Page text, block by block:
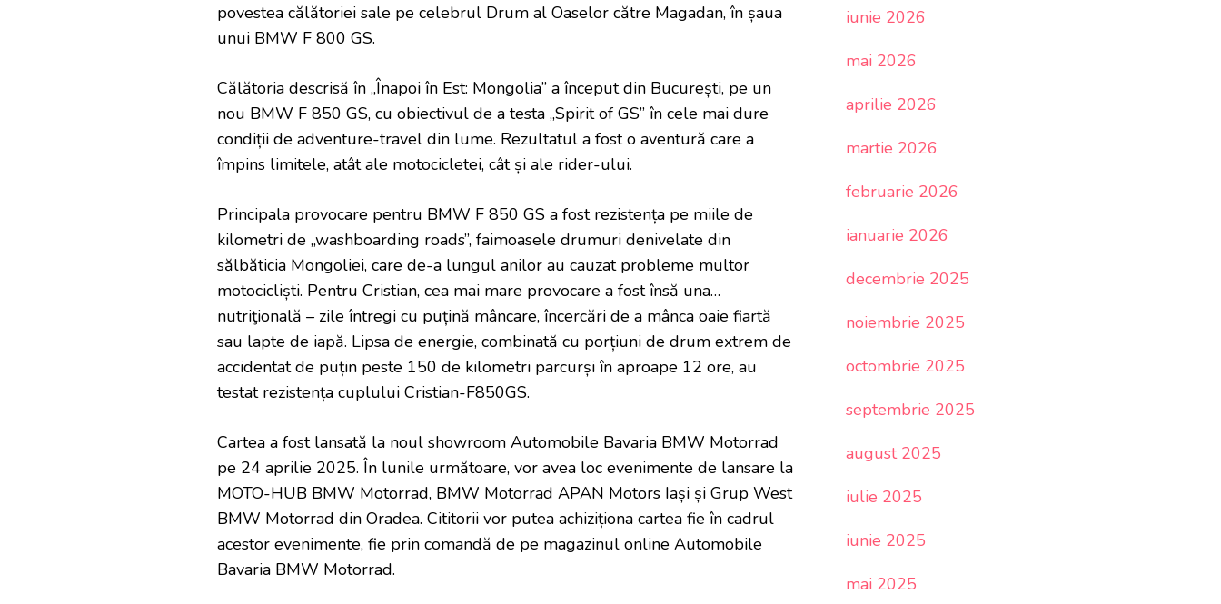
povestea călătoriei sale pe celebrul Drum al Oaselor către Magadan, în șaua
unui BMW F 800 GS.
Călătoria descrisă în „Înapoi în Est: Mongolia” a început din București, pe un
nou BMW F 850 GS, cu obiectivul de a testa „Spirit of GS” în cele mai dure
condiții de adventure-travel din lume. Rezultatul a fost o aventură care a
împins limitele, atât ale motocicletei, cât și ale rider-ului.
Principala provocare pentru BMW F 850 GS a fost rezistența pe miile de
kilometri de „washboarding roads”, faimoasele drumuri denivelate din
sălbăticia Mongoliei, care de-a lungul anilor au cauzat probleme multor
motocicliști. Pentru Cristian, cea mai mare provocare a fost însă una…
nutriţională – zile întregi cu puțină mâncare, încercări de a mânca oaie fiartă
sau lapte de iapă. Lipsa de energie, combinată cu porțiuni de drum extrem de
accidentat de puțin peste 150 de kilometri parcurși în aproape 12 ore, au
testat rezistența cuplului Cristian-F850GS.
Cartea a fost lansată la noul showroom Automobile Bavaria BMW Motorrad
pe 24 aprilie 2025. În lunile următoare, vor avea loc evenimente de lansare la
MOTO-HUB BMW Motorrad, BMW Motorrad APAN Motors Iași și Grup West
BMW Motorrad din Oradea. Cititorii vor putea achiziționa cartea fie în cadrul
acestor evenimente, fie prin comandă de pe magazinul online Automobile
Bavaria BMW Motorrad.
iunie 2026
mai 2026
aprilie 2026
martie 2026
februarie 2026
ianuarie 2026
decembrie 2025
noiembrie 2025
octombrie 2025
septembrie 2025
august 2025
iulie 2025
iunie 2025
mai 2025